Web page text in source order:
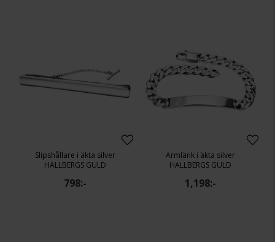
Slipshållare i äkta silver
HALLBERGS GULD
798:-
Armlänk i äkta silver
HALLBERGS GULD
1,198:-